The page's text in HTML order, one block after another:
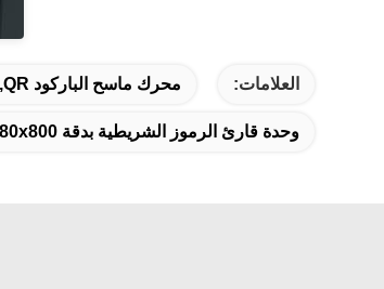
العلامات: محرك ماسح الباركود QR,محرك مسح الباركود,محرك مسح الباركود
وحدة قارئ الرموز الشريطية بدقة 1280x800 بكسل,وحدة مسح الباركود الثابتة,وحدة ماسح ضوئي لأكشاك التحقق من الهوية